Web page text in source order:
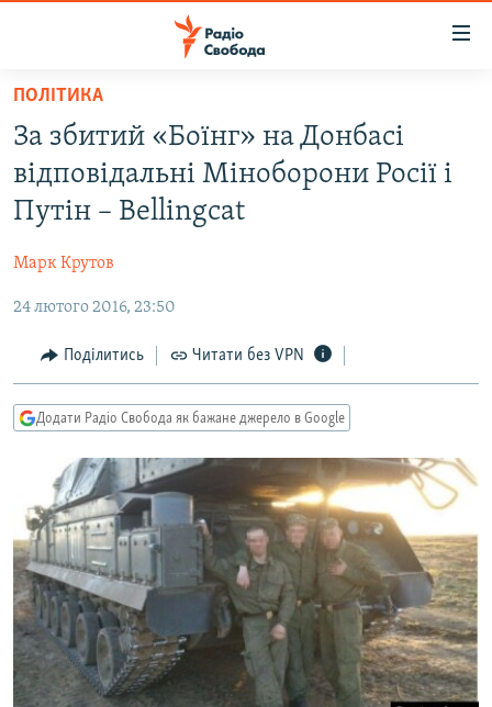
Перейти
основного
матеріалу
Перейти
до
основної
навігації
Перейти
пошуку
РАДІО СВОБОДА – 70 РОКІВ
СТАТТІ
ЕКОНОМІКА
СУСПІЛЬСТВО
КУЛЬТУРА
УКРАЇНА
СВІТ
РОСІЙСЬКА «ФІЛЬТРАЦІЯ»
ДОНБАС.РЕАЛІЇ
КРИМ.РЕАЛІЇ
СХЕМИ
КИТАЙ.ВИКЛИКИ
МУЛЬТИМЕДІА
ФОТО
СПЕЦПРОЄКТИ
ПОДКАСТИ
КРИМ РЕАЛІЇ
ПОЛІТИКА
За збитий «Боїнг» на Донбасі
відповідальні Міноборони Росії і
Путін – Bellingcat
Марк Крутов
24 лютого 2016, 23:50
Поділитись Читати без VPN
Додати Радіо Свобода як бажане джерело в Google